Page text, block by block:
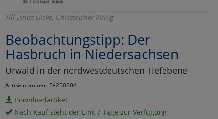
Till Jonas Linke, Christopher König
Beobachtungstipp: Der
Hasbruch in Niedersachsen
Urwald in der nordwestdeutschen Tiefebene
Artikelnummer: FA250804
Downloadartikel
Nach Kauf steht der Link 7 Tage zur Verfügung
Marketing
Umfragetools
Cookies
Einstellungen speichern